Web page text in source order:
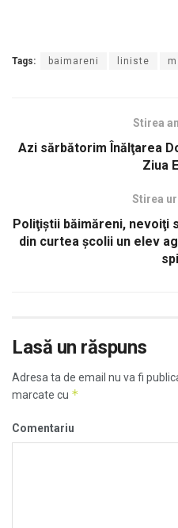
Tags: baimareni liniste
Stirea
Azi sărbătorim Înălţarea
Ziua
Stirea
Poliţiştii băimăreni, nevoiţi
din curtea şcolii un elev
Lasă un răspuns
Adresa ta de email nu va fi
marcate cu *
Comentariu